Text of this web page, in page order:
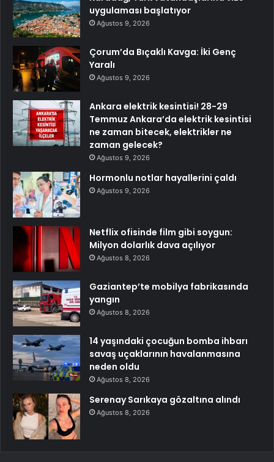
uygulaması başlatıyor
Ağustos 9, 2026
Çorum’da Bıçaklı Kavga: İki Genç
Yaralı
Ağustos 9, 2026
Ankara elektrik kesintisi! 28-29
Temmuz Ankara’da elektrik kesintisi
ne zaman bitecek, elektrikler ne
zaman gelecek?
Ağustos 9, 2026
Hormonlu notlar hayallerini çaldı
Ağustos 9, 2026
Netflix ofisinde film gibi soygun:
Milyon dolarlık dava açılıyor
Ağustos 8, 2026
Gaziantep’te mobilya fabrikasında
yangın
Ağustos 8, 2026
14 yaşındaki çocuğun bomba ihbarı
savaş uçaklarının havalanmasına
neden oldu
Ağustos 8, 2026
Serenay Sarıkaya gözaltına alındı
Ağustos 8, 2026